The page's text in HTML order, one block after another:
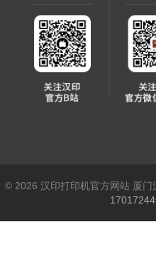
© 2026 汉印打印机官方网站 厦门